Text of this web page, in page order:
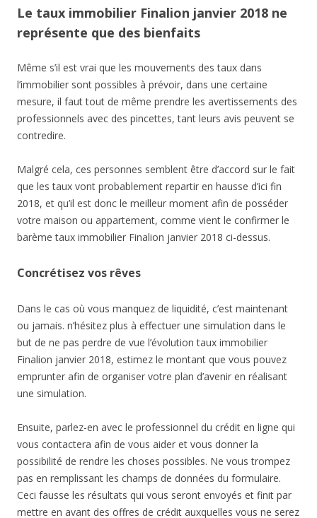
Le taux immobilier Finalion janvier 2018 ne
représente que des bienfaits
Même s’il est vrai que les mouvements des taux dans
l’immobilier sont possibles à prévoir, dans une certaine
mesure, il faut tout de même prendre les avertissements des
professionnels avec des pincettes, tant leurs avis peuvent se
contredire.
Malgré cela, ces personnes semblent être d’accord sur le fait
que les taux vont probablement repartir en hausse d’ici fin
2018, et qu’il est donc le meilleur moment afin de posséder
votre maison ou appartement, comme vient le confirmer le
barème taux immobilier Finalion janvier 2018 ci-dessus.
Concrétisez vos rêves
Dans le cas où vous manquez de liquidité, c’est maintenant
ou jamais. n’hésitez plus à effectuer une simulation dans le
but de ne pas perdre de vue l’évolution taux immobilier
Finalion janvier 2018, estimez le montant que vous pouvez
emprunter afin de organiser votre plan d’avenir en réalisant
une simulation.
Ensuite, parlez-en avec le professionnel du crédit en ligne qui
vous contactera afin de vous aider et vous donner la
possibilité de rendre les choses possibles. Ne vous trompez
pas en remplissant les champs de données du formulaire.
Ceci fausse les résultats qui vous seront envoyés et finit par
mettre en avant des offres de crédit auxquelles vous ne serez